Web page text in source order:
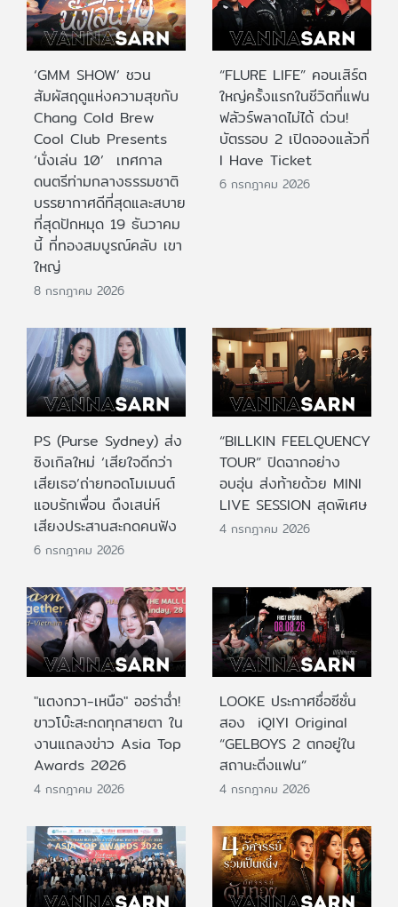
‘GMM SHOW’ ชวน
สัมผัสฤดูแห่งความสุขกับ
Chang Cold Brew
Cool Club Presents
‘นั่งเล่น 10’ เทศกาล
ดนตรีท่ามกลางธรรมชาติ
บรรยากาศดีที่สุดและสบาย
ที่สุดปักหมุด 19 ธันวาคม
นี้ ที่ทองสมบูรณ์คลับ เขา
ใหญ่
8 กรกฎาคม 2026
“FLURE LIFE” คอนเสิร์ต
ใหญ่ครั้งแรกในชีวิตที่แฟน
ฟลัวร์พลาดไม่ได้ ด่วน!
บัตรรอบ 2 เปิดจองแล้วที่
I Have Ticket
6 กรกฎาคม 2026
PS (Purse Sydney) ส่ง
ซิงเกิลใหม่ ‘เสียใจดีกว่า
เสียเธอ’ถ่ายทอดโมเมนต์
แอบรักเพื่อน ดึงเสน่ห์
เสียงประสานสะกดคนฟัง
6 กรกฎาคม 2026
“BILLKIN FEELQUENCY
TOUR” ปิดฉากอย่าง
อบอุ่น ส่งท้ายด้วย MINI
LIVE SESSION สุดพิเศษ
4 กรกฎาคม 2026
"แตงกวา-เหนือ" ออร่าฉ่ำ!
ขาวโบ๊ะสะกดทุกสายตา ใน
งานแถลงข่าว Asia Top
Awards 2026
4 กรกฎาคม 2026
LOOKE ประกาศชื่อซีซั่น
สอง iQIYI Original
“GELBOYS 2 ตกอยู่ใน
สถานะติ่งแฟน”
4 กรกฎาคม 2026